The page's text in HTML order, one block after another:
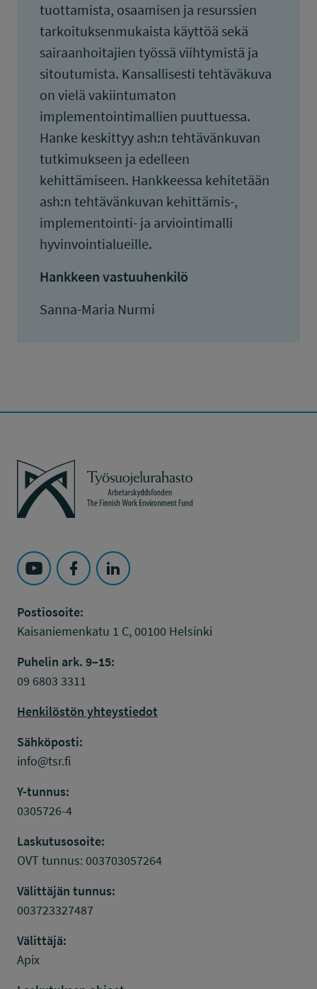
tuottamista, osaamisen ja resurssien
tarkoituksenmukaista käyttöä sekä
sairaanhoitajien työssä viihtymistä ja
sitoutumista. Kansallisesti tehtäväkuva
on vielä vakiintumaton
implementointimallien puuttuessa.
Hanke keskittyy ash:n tehtävänkuvan
tutkimukseen ja edelleen
kehittämiseen. Hankkeessa kehitetään
ash:n tehtävänkuvan kehittämis-,
implementointi- ja arviointimalli
hyvinvointialueille.
Hankkeen vastuuhenkilö
Sanna-Maria Nurmi
Työsuojelurahasto
Seuraa Työsuojelurahasto kohteessa: YouTube
Seuraa Työsuojelurahasto kohteessa:
Seuraa Työsuojelurahasto kohteessa:
Postiosoite:
Kaisaniemenkatu 1 C, 00100 Helsinki
Puhelin ark. 9–15:
09 6803 3311
Henkilöstön yhteystiedot
Sähköposti:
info@tsr.fi
Y-tunnus:
0305726-4
Laskutusosoite:
OVT tunnus: 003703057264
Välittäjän tunnus:
003723327487
Välittäjä:
Apix